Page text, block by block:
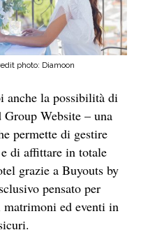
photo: Diamoon
anche la possibilità di
Website – una
permette di gestire
di affittare in totale
grazie a Buyouts by
pensato per
ed eventi in